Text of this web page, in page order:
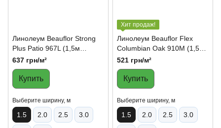
Линолеум Beauflor Strong
Plus Patio 967L (1,5м
ширина)
637 грн/м²
Купить
Выберите ширину, м
1.5 2.0 2.5 3.0
Хит продаж!
Линолеум Beauflor Flex
Columbian Oak 910M (1,5м
ширина)
521 грн/м²
Купить
Выберите ширину, м
1.5 2.0 2.5 3.0